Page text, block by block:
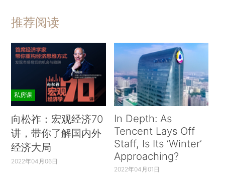
推荐阅读
私房课
向松祚：宏观经济70
讲，带你了解国内外
经济大局
2022年04月06日
In Depth: As
Tencent Lays Off
Staff, Is Its ‘Winter’
Approaching?
2022年04月01日